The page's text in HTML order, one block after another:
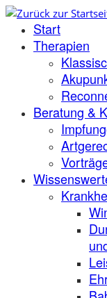
Zum
Inhalt
springen
Start
Therapien
Beratung &